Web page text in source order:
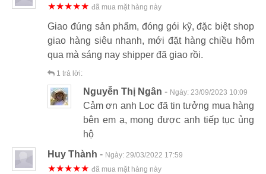
★★★★★ đã mua mặt hàng này
Giao đúng sản phẩm, đóng gói kỹ, đặc biệt shop
giao hàng siêu nhanh, mới đặt hàng chiều hôm
qua mà sáng nay shipper đã giao rồi.
1 trả lời:
Nguyễn Thị Ngân - Ngày: 23/09/2023 10:09
Cảm ơn anh Loc đã tin tưởng mua hàng
bên em ạ, mong được anh tiếp tục ủng
hộ
Huy Thành - Ngày: 29/03/2022 17:59
★★★★★ đã mua mặt hàng này